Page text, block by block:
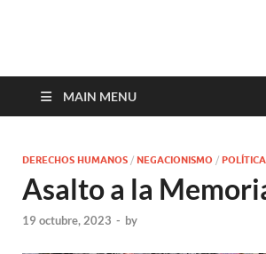
MAIN MENU
DERECHOS HUMANOS / NEGACIONISMO / POLÍTICA
Asalto a la
19 octubre, 2023 - by